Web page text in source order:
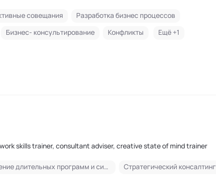
совещания
Разработка бизнес процессов
Бизнес- консультирование Конфликты Ещё +1
skills trainer, consultant adviser, creative state of mind trainer
Построение длительных программ и систем обучения
Стратегический консалтинг